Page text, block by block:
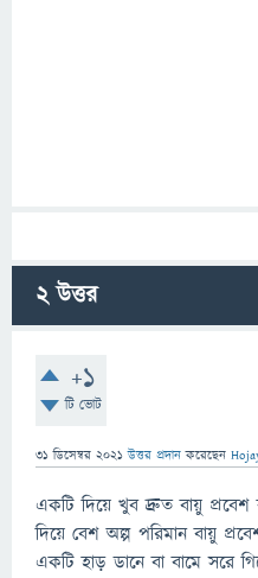
2উত্তর
+1
টি ভোট
31 ডিসেম্বর 2021 উত্তর প্রদান করেছেন
একটি দিয়ে খুব দ্রুত বায়ু
দিয়ে বেশ অল্প পরিমান বায়ু
একটি হাড় ডানে বা বামে সরে